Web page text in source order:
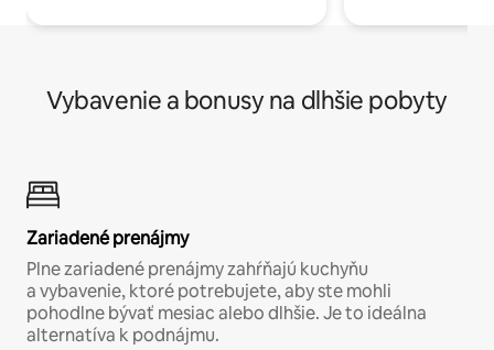
Vybavenie a bonusy na dlhšie pobyty
Zariadené prenájmy
Plne zariadené prenájmy zahŕňajú kuchyňu
a vybavenie, ktoré potrebujete, aby ste mohli
pohodlne bývať mesiac alebo dlhšie. Je to ideálna
alternatíva k podnájmu.